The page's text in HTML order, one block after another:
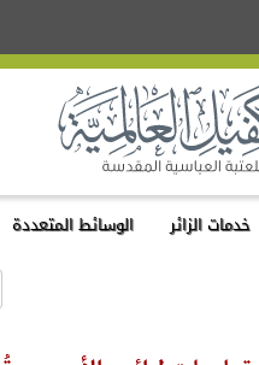
خدمات الزائر الوسائط المتعددة